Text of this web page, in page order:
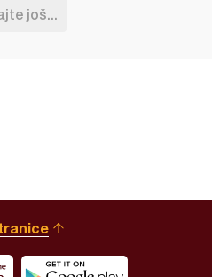
još...